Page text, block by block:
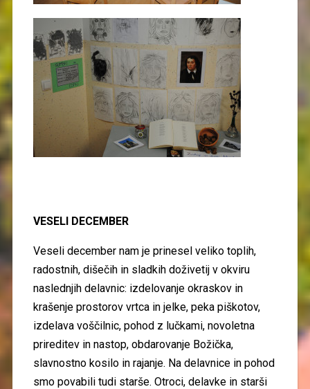
VESELI DECEMBER
Veseli december nam je prinesel veliko toplih,
radostnih, dišečih in sladkih doživetij v okviru
naslednjih delavnic: izdelovanje okraskov in
krašenje prostorov vrtca in jelke, peka piškotov,
izdelava voščilnic, pohod z lučkami, novoletna
prireditev in nastop, obdarovanje Božička,
slavnostno kosilo in rajanje. Na delavnice in pohod
smo povabili tudi starše. Otroci, delavke in starši